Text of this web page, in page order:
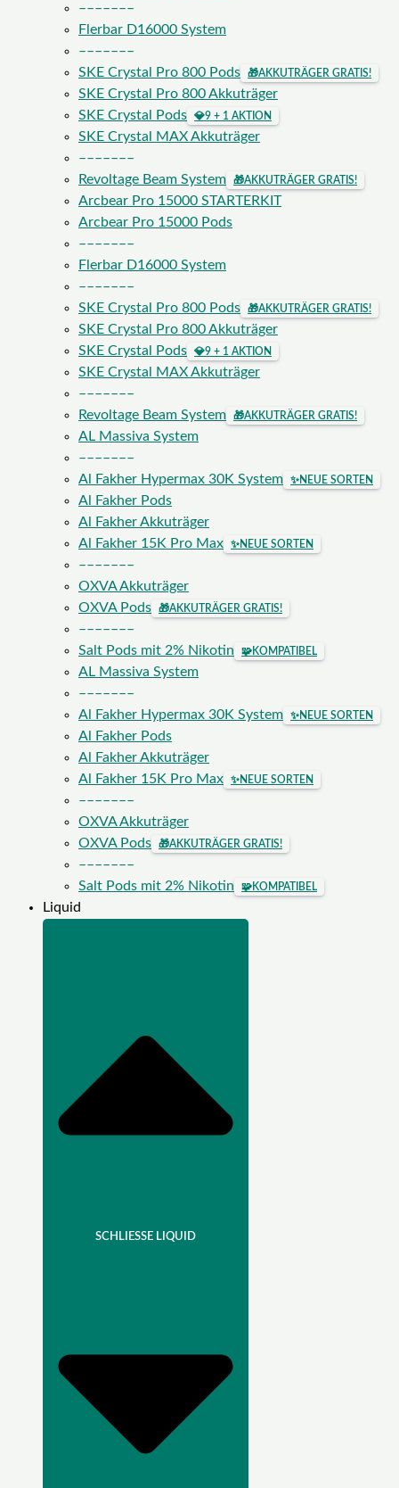
–––––––
Flerbar D16000 System
–––––––
SKE Crystal Pro 800 Pods
🎁AKKUTRÄGER GRATIS!
SKE Crystal Pro 800 Akkuträger
SKE Crystal Pods
💎9 + 1 AKTION
SKE Crystal MAX Akkuträger
–––––––
Revoltage Beam System
🎁AKKUTRÄGER GRATIS!
Arcbear Pro 15000 STARTERKIT
Arcbear Pro 15000 Pods
–––––––
Flerbar D16000 System
–––––––
SKE Crystal Pro 800 Pods
🎁AKKUTRÄGER GRATIS!
SKE Crystal Pro 800 Akkuträger
SKE Crystal Pods
💎9 + 1 AKTION
SKE Crystal MAX Akkuträger
–––––––
Revoltage Beam System
🎁AKKUTRÄGER GRATIS!
AL Massiva System
–––––––
Al Fakher Hypermax 30K System
✨NEUE SORTEN
Al Fakher Pods
Al Fakher Akkuträger
Al Fakher 15K Pro Max
✨NEUE SORTEN
–––––––
OXVA Akkuträger
OXVA Pods
🎁AKKUTRÄGER GRATIS!
–––––––
Salt Pods mit 2% Nikotin
🧩KOMPATIBEL
AL Massiva System
–––––––
Al Fakher Hypermax 30K System
✨NEUE SORTEN
Al Fakher Pods
Al Fakher Akkuträger
Al Fakher 15K Pro Max
✨NEUE SORTEN
–––––––
OXVA Akkuträger
OXVA Pods
🎁AKKUTRÄGER GRATIS!
–––––––
Salt Pods mit 2% Nikotin
🧩KOMPATIBEL
Liquid
SCHLIESSE LIQUID